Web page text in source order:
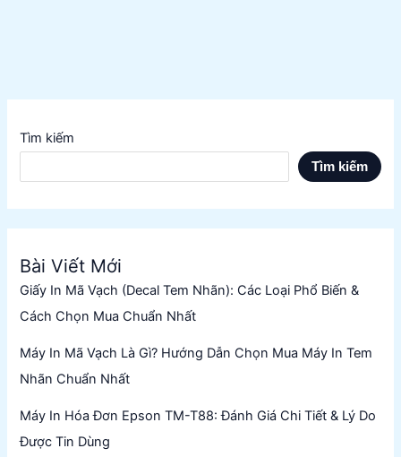
Tìm kiếm
Tìm kiếm
Bài Viết Mới
Giấy In Mã Vạch (Decal Tem Nhãn): Các Loại Phổ Biến &
Cách Chọn Mua Chuẩn Nhất
Máy In Mã Vạch Là Gì? Hướng Dẫn Chọn Mua Máy In Tem
Nhãn Chuẩn Nhất
Máy In Hóa Đơn Epson TM-T88: Đánh Giá Chi Tiết & Lý Do
Được Tin Dùng